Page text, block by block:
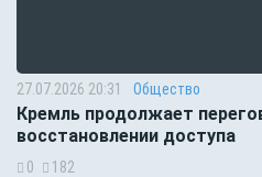
27.07.2026 20:31 Общество
Кремль продолжает
восстановлении доступа
0 182